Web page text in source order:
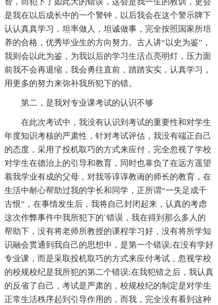
智，而犯下了如此大的错误，这会是我一生的教训，更会
是我在以后成长中的一个警钟，以后我会在这个警示牌下
认认真真学习，坦率做人，坦诚做事，完全按照国家所培
养的合格，优秀毕业生的方向努力。古人讲“以史为鉴”，
我则会以此为鉴，为我以后的学习生活点亮明灯，压力面
前我不会再退缩，我会勇往直前，踏踏实实，认真学习，
用更多的努力来弥补我所犯下的错。
第二，是我对专业课考试的认识不够
在此次考试中，我没有认识到考试的重要性和对学生
年度知识考核的严肃性，针对考试评估，我没有端正自己
的态度，采用了投机取巧的方式来应付，完全忽视了学校
对学生在德治上的引导和教育，同时也辜负了在远方遥望
着我学业有成的父母，对我等谆谆教诲的师长的教育，在
生活中耐心帮助过我的学长和同学，正所谓“一失足成千
古恨”，在事情发生后，我将自己封闭起来，认真的考虑
这次作弊事件中我所犯下的`错误，我在得到那么多人的
帮助下，没有将老师所教授的课程学习好，没有将所学知
识融会贯通到我自己的思想中，是第一个错误;在没有学好
专业课，而是采取投机取巧的方式来应付考试，忽视学校
的校规校纪是我所犯的第二个错误;在我犯错之后，我认真
的反省了自己，考试是严肃的，校规校纪的制定是对学生
正常生活秩序起到引导作用的，而我，完全没有看到这种